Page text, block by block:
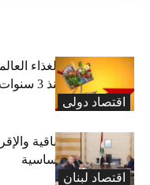
اقتصاد دولی
“الفاو”: أسعار الغذاء
أعلى مستوى منذ 3 سنوات
اقتصاد لبنان
رسوم النفايات باقية
واستثناء لمواد أساسية